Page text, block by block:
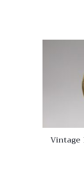
Vintage